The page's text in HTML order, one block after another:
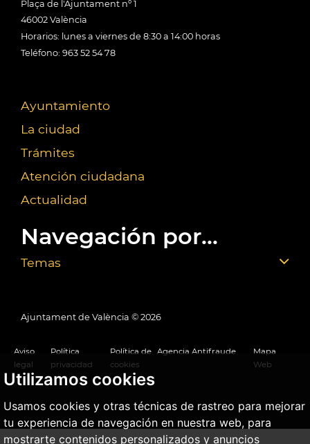
Utilizamos cookies
Usamos cookies y otras técnicas de rastreo para mejorar
tu experiencia de navegación en nuestra web, para
mostrarte contenidos personalizados y anuncios
Plaça de l'Ajuntament nº 1
46002 València
Horarios: lunes a viernes de 8:30 a 14:00 horas
Teléfono: 963 52 54 78
Ayuntamiento
La ciudad
Trámites
Atención ciudadana
Actualidad
Navegación por...
Temas
Ajuntament de València © 2026
Aviso
legal
Política
privacidad
Política de
cookies
Agencia Antifraude
Mapa
Web